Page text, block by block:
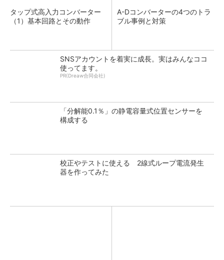
タップ式高入力コンバーター
（1）基本回路とその動作
A-Dコンバーターの4つのトラ
ブル事例と対策
SNSアカウントを着実に成長。実はみんなココ
使ってます。
PR(Dreaw合同会社)
「分解能0.1％」の静電容量式位置センサーを
構成する
校正やテストに使える 2線式ループ電流発生
器を作ってみた